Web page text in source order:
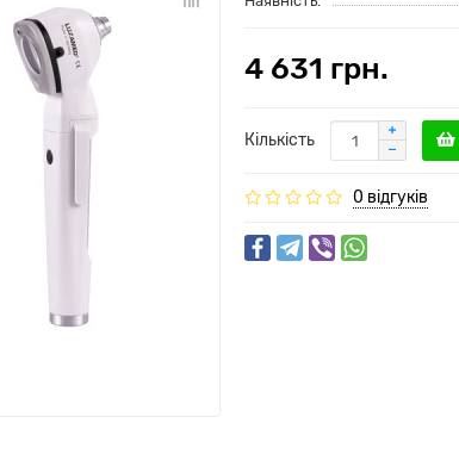
4 631 грн.
Кількість
0 відгуків